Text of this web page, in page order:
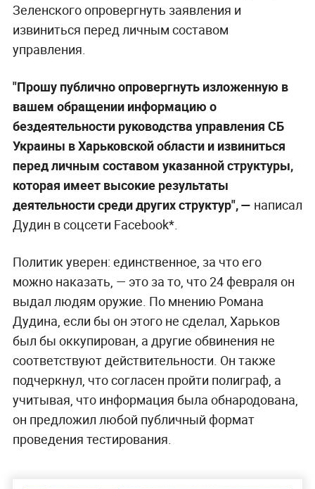
Зеленского опровергнуть заявления и
извиниться перед личным составом
управления.
"Прошу публично опровергнуть изложенную в
вашем обращении информацию о
бездеятельности руководства управления СБ
Украины в Харьковской области и извиниться
перед личным составом указанной структуры,
которая имеет высокие результаты
деятельности среди других структур", — написал
Дудин в соцсети Facebook*.
Политик уверен: единственное, за что его
можно наказать, — это за то, что 24 февраля он
выдал людям оружие. По мнению Романа
Дудина, если бы он этого не сделал, Харьков
был бы оккупирован, а другие обвинения не
соответствуют действительности. Он также
подчеркнул, что согласен пройти полиграф, а
учитывая, что информация была обнародована,
он предложил любой публичный формат
проведения тестирования.